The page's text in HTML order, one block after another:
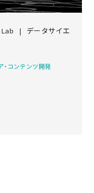
| データサイエ
・コンテンツ開発